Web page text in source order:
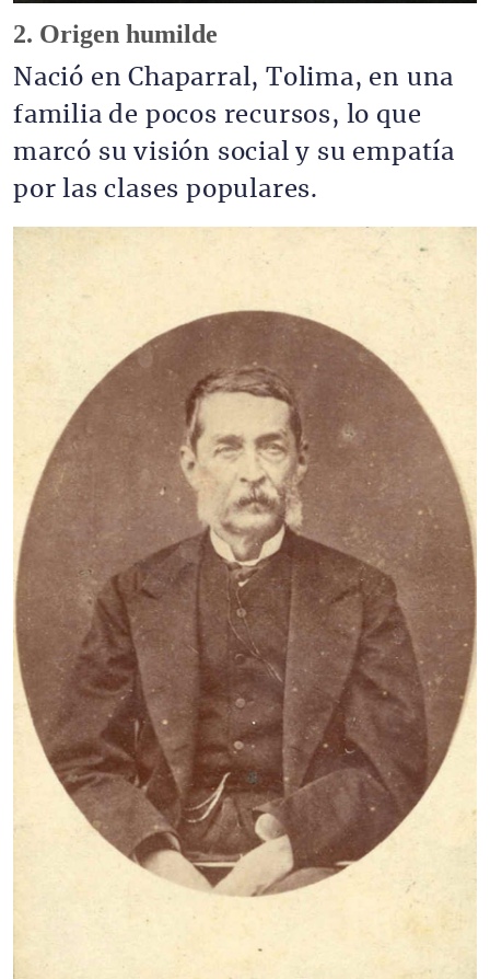
2. Origen humilde
Nació en Chaparral, Tolima, en una
familia de pocos recursos, lo que
marcó su visión social y su empatía
por las clases populares.